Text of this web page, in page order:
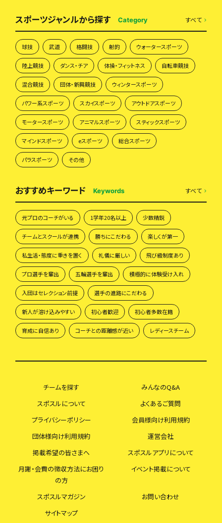
スポーツジャンルから探す Category すべて
球技 武道 格闘技 射的 ウォータースポーツ
陸上競技 ダンス・チア 体操・フィットネス 自転車競技
混合競技 団体・新興競技 ウィンタースポーツ
パワー系スポーツ スカイスポーツ アウトドアスポーツ
モータースポーツ アニマルスポーツ スティックスポーツ
マインドスポーツ eスポーツ 総合スポーツ
パラスポーツ その他
おすすめキーワード Keywords すべて
元プロのコーチがいる 1学年20名以上 少数精鋭
チームとスクールが連携 勝ちにこだわる 楽しくが第一
私生活・態度に重きを置く 礼儀に厳しい 飛び級制度あり
プロ選手を輩出 五輪選手を輩出 積極的に体験受け入れ
入団はセレクション前提 選手の進路にこだわる
新人が溶け込みやすい 初心者歓迎 初心者多数在籍
育成に自信あり コーチとの距離感が近い レディースチーム
チームを探す
みんなのQ&A
スポスルについて
よくあるご質問
プライバシーポリシー
会員様向け利用規約
団体様向け利用規約
運営会社
掲載希望の皆さまへ
スポスルアプリについて
月謝・会費の徴収方法にお困り
の方
イベント掲載について
スポスルマガジン
お問い合わせ
サイトマップ